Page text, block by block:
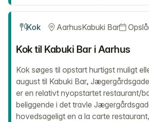
Kok AarhusKabuki Bar
Kok til Kabuki Bar i Aarhus
Kok søges til opstart hurtigst muligt
august til Kabuki Bar,
er en relativt nyopstartet restaurant/
beliggende i det travle
hovedsageligt en a la carte